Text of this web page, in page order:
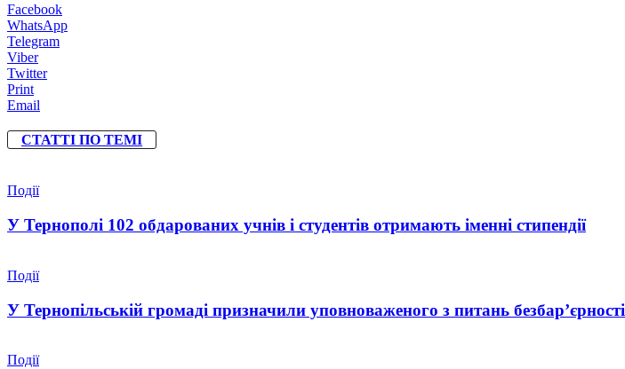
Facebook
WhatsApp
Telegram
Viber
Twitter
Print
Email
СТАТТІ ПО ТЕМІ
Події
У Тернополі 102 обдарованих учнів і студентів отримають іменні стипендії
Події
У Тернопільській громаді призначили уповноваженого з питань безбар’єрності
Події